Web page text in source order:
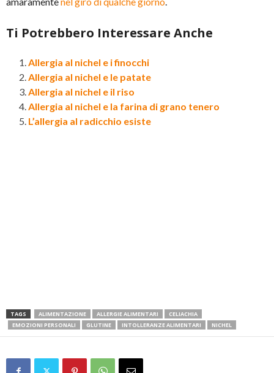
Ti Potrebbero Interessare Anche
Allergia al nichel e i finocchi
Allergia al nichel e le patate
Allergia al nichel e il riso
Allergia al nichel e la farina di grano tenero
L’allergia al radicchio esiste
TAGS ALIMENTAZIONE ALLERGIE ALIMENTARI
CELIACHIA
EMOZIONI PERSONALI
GLUTINE INTOLLERANZE ALIMENTARI NICHEL